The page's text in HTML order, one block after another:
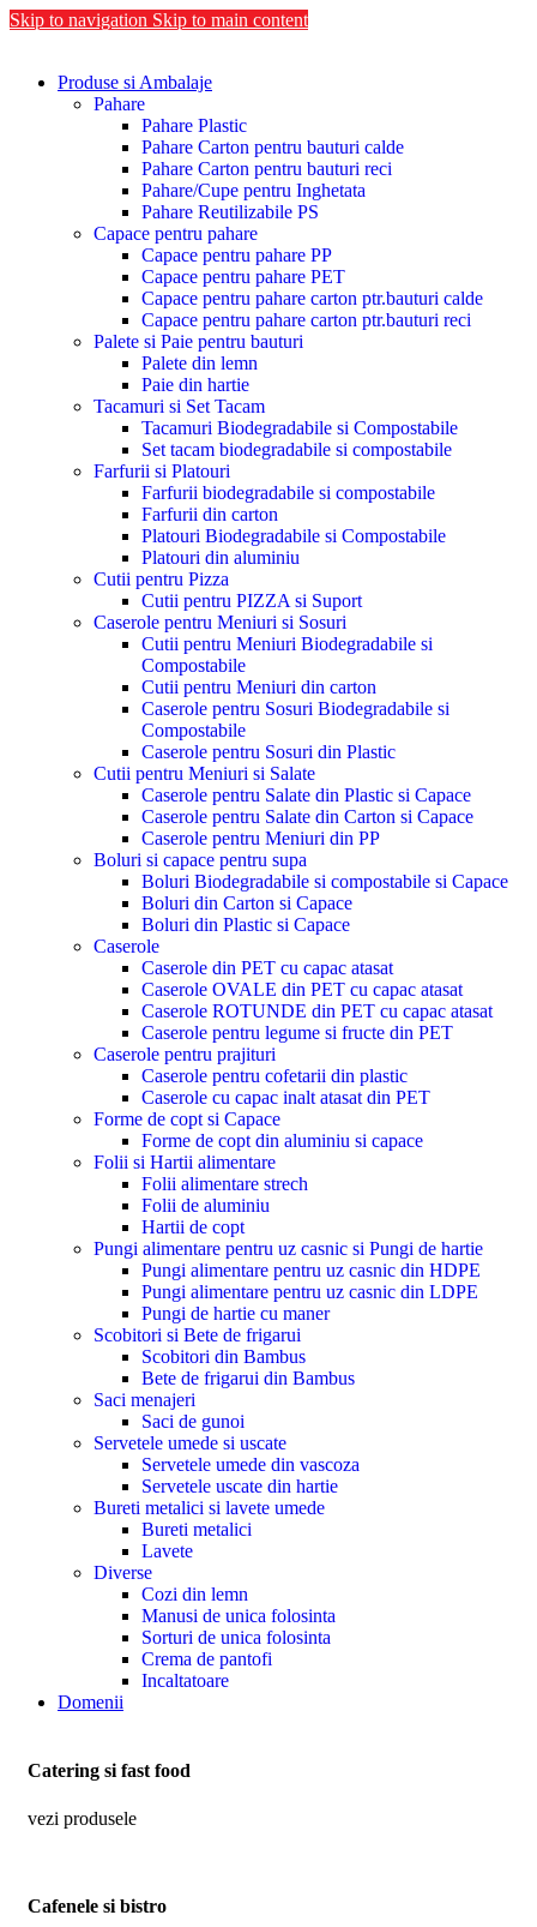
Skip to navigation Skip to main content
Produse si Ambalaje
Pahare
Pahare Plastic
Pahare Carton pentru bauturi calde
Pahare Carton pentru bauturi reci
Pahare/Cupe pentru Inghetata
Pahare Reutilizabile PS
Capace pentru pahare
Capace pentru pahare PP
Capace pentru pahare PET
Capace pentru pahare carton ptr.bauturi calde
Capace pentru pahare carton ptr.bauturi reci
Palete si Paie pentru bauturi
Palete din lemn
Paie din hartie
Tacamuri si Set Tacam
Tacamuri Biodegradabile si Compostabile
Set tacam biodegradabile si compostabile
Farfurii si Platouri
Farfurii biodegradabile si compostabile
Farfurii din carton
Platouri Biodegradabile si Compostabile
Platouri din aluminiu
Cutii pentru Pizza
Cutii pentru PIZZA si Suport
Caserole pentru Meniuri si Sosuri
Cutii pentru Meniuri Biodegradabile si
Compostabile
Cutii pentru Meniuri din carton
Caserole pentru Sosuri Biodegradabile si
Compostabile
Caserole pentru Sosuri din Plastic
Cutii pentru Meniuri si Salate
Caserole pentru Salate din Plastic si Capace
Caserole pentru Salate din Carton si Capace
Caserole pentru Meniuri din PP
Boluri si capace pentru supa
Boluri Biodegradabile si compostabile si Capace
Boluri din Carton si Capace
Boluri din Plastic si Capace
Caserole
Caserole din PET cu capac atasat
Caserole OVALE din PET cu capac atasat
Caserole ROTUNDE din PET cu capac atasat
Caserole pentru legume si fructe din PET
Caserole pentru prajituri
Caserole pentru cofetarii din plastic
Caserole cu capac inalt atasat din PET
Forme de copt si Capace
Forme de copt din aluminiu si capace
Folii si Hartii alimentare
Folii alimentare strech
Folii de aluminiu
Hartii de copt
Pungi alimentare pentru uz casnic si Pungi de hartie
Pungi alimentare pentru uz casnic din HDPE
Pungi alimentare pentru uz casnic din LDPE
Pungi de hartie cu maner
Scobitori si Bete de frigarui
Scobitori din Bambus
Bete de frigarui din Bambus
Saci menajeri
Saci de gunoi
Servetele umede si uscate
Servetele umede din vascoza
Servetele uscate din hartie
Bureti metalici si lavete umede
Bureti metalici
Lavete
Diverse
Cozi din lemn
Manusi de unica folosinta
Sorturi de unica folosinta
Crema de pantofi
Incaltatoare
Domenii
Catering si fast food
vezi produsele
Cafenele si bistro